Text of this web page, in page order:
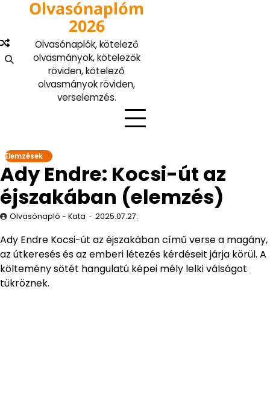
content
Olvasónaplóm
2026
Olvasónaplók, kötelező
olvasmányok, kötelezők
röviden, kötelező
olvasmányok röviden,
verselemzés.
Elemzések
Ady Endre: Kocsi-út az
éjszakában (elemzés)
Olvasónapló - Kata 2025.07.27.
Ady Endre Kocsi-út az éjszakában című verse a magány,
az útkeresés és az emberi létezés kérdéseit járja körül. A
költemény sötét hangulatú képei mély lelki válságot
tükröznek.